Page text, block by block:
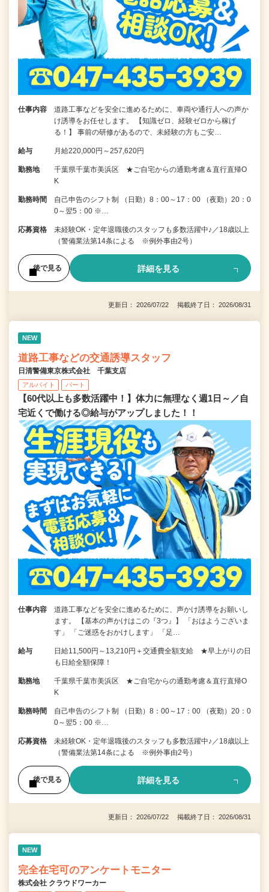
仕事内容
道路工事などを安全に進めるために、車両や通行人への声か
け誘導をお任せします。 【知識ゼロ、経験ゼロから稼げ
る！】 事前の研修があるので、未経験の方もご安…
給与 月給220,000円～257,620円
勤務地
千葉県千葉市美浜区 ★ご自宅からの通勤考慮＆直行直帰O
K
勤務時間
自己申告のシフト制 （日勤）8：00～17：00 （夜勤）20：0
0～翌5：00 ※…
応募資格
未経験OK・定年退職後のスタッフも多数活躍中♪／18歳以上
（警備業法第14条による ※例外事由2号）
後で見る 詳細を見る
更新日： 2026/07/22 掲載終了日： 2026/08/31
NEW
道路工事などの交通誘導スタッフ
日清警備東京株式会社 千葉支店
アルバイト パート
【60代以上も多数活躍中！】体力に無理なく週1日～／自
宅近くで働ける◎給与がアップしました！！
仕事内容
道路工事などを安全に進めるために、声かけ誘導をお願いし
ます。 【基本の声かけはこの『3つ』】 「おはようございま
す」 「ご迷惑をおかけします」 「足…
給与
日給11,500円～13,210円＋交通費全額支給 ★早上がりの日
も日給全額保障！
勤務地
千葉県千葉市美浜区 ★ご自宅からの通勤考慮＆直行直帰O
K
勤務時間
自己申告のシフト制 （日勤）8：00～17：00 （夜勤）20：0
0～翌5：00 ※…
応募資格
未経験OK・定年退職後のスタッフも多数活躍中♪／18歳以上
（警備業法第14条による ※例外事由2号）
後で見る 詳細を見る
更新日： 2026/07/22 掲載終了日： 2026/08/31
NEW
完全在宅可のアンケートモニター
株式会社 クラウドワーカー